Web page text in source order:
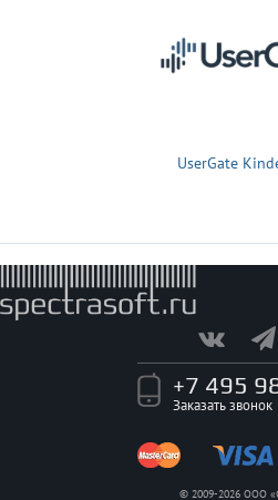
UserGate
+7 495
Заказать звонок
© 2009-2026 ООО